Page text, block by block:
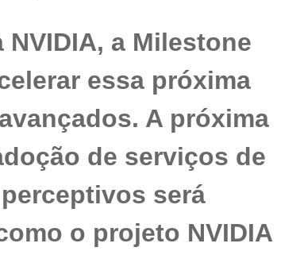
a Milestone
essa próxima
A próxima
de serviços de
será
o projeto NVIDIA